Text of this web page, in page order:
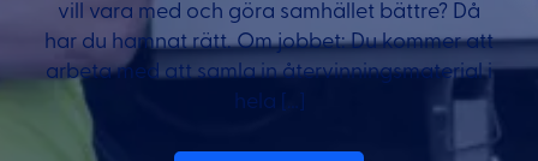
vill vara med och göra samhället bättre? Då
har du hamnat rätt. Om jobbet: Du kommer att
arbeta med att samla in återvinningsmaterial i
hela […]